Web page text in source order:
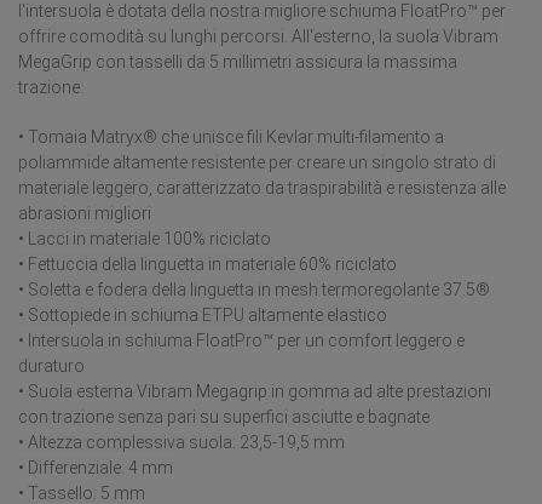
l'intersuola è dotata della nostra migliore schiuma FloatPro™ per
offrire comodità su lunghi percorsi. All'esterno, la suola Vibram
MegaGrip con tasselli da 5 millimetri assicura la massima
trazione.
• Tomaia Matryx® che unisce fili Kevlar multi-filamento a
poliammide altamente resistente per creare un singolo strato di
materiale leggero, caratterizzato da traspirabilità e resistenza alle
abrasioni migliori
• Lacci in materiale 100% riciclato
• Fettuccia della linguetta in materiale 60% riciclato
• Soletta e fodera della linguetta in mesh termoregolante 37.5®
• Sottopiede in schiuma ETPU altamente elastico
• Intersuola in schiuma FloatPro™ per un comfort leggero e
duraturo
• Suola esterna Vibram Megagrip in gomma ad alte prestazioni
con trazione senza pari su superfici asciutte e bagnate
• Altezza complessiva suola: 23,5-19,5 mm
• Differenziale: 4 mm
• Tassello: 5 mm